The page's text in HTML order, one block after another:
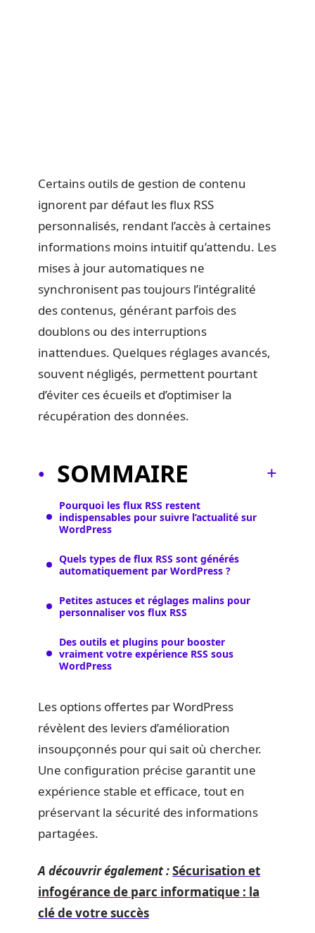
Certains outils de gestion de contenu
ignorent par défaut les flux RSS
personnalisés, rendant l’accès à certaines
informations moins intuitif qu’attendu. Les
mises à jour automatiques ne
synchronisent pas toujours l’intégralité
des contenus, générant parfois des
doublons ou des interruptions
inattendues. Quelques réglages avancés,
souvent négligés, permettent pourtant
d’éviter ces écueils et d’optimiser la
récupération des données.
SOMMAIRE
Pourquoi les flux RSS restent
indispensables pour suivre l’actualité sur
WordPress
Quels types de flux RSS sont générés
automatiquement par WordPress ?
Petites astuces et réglages malins pour
personnaliser vos flux RSS
Des outils et plugins pour booster
vraiment votre expérience RSS sous
WordPress
Les options offertes par WordPress
révèlent des leviers d’amélioration
insoupçonnés pour qui sait où chercher.
Une configuration précise garantit une
expérience stable et efficace, tout en
préservant la sécurité des informations
partagées.
A découvrir également :Sécurisation et
infogérance de parc informatique : la
clé de votre succès